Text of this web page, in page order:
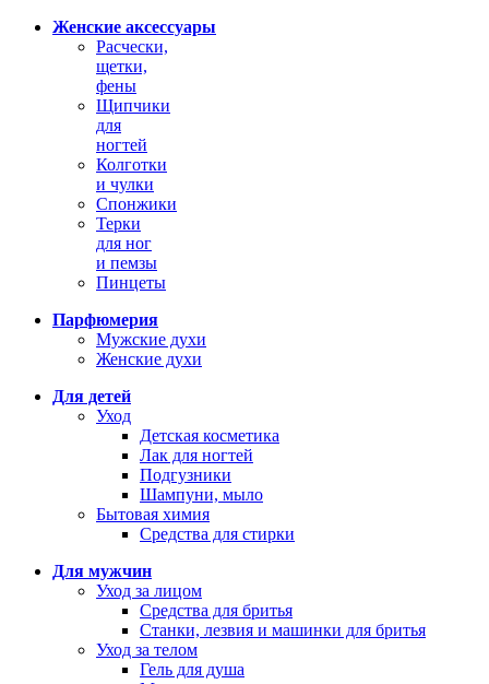
Женские аксессуары
Расчески,
щетки,
фены
Щипчики
для
ногтей
Колготки
и чулки
Спонжики
Терки
для ног
и пемзы
Пинцеты
Парфюмерия
Мужские духи
Женские духи
Для детей
Уход
Детская косметика
Лак для ногтей
Подгузники
Шампуни, мыло
Бытовая химия
Средства для стирки
Для мужчин
Уход за лицом
Средства для бритья
Станки, лезвия и машинки для бритья
Уход за телом
Гель для душа